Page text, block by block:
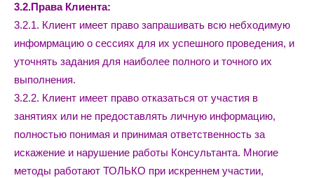
3.2.Права Клиента:
3.2.1. Клиент имеет право запрашивать всю небходимую
инфомрмацию о сессиях для их успешного проведения, и
уточнять задания для наиболее полного и точного их
выполнения.
3.2.2. Клиент имеет право отказаться от участия в
занятиях или не предоставлять личную информацию,
полностью понимая и принимая ответственность за
искажение и нарушение работы Консультанта. Многие
методы работают ТОЛЬКО при искреннем участии,